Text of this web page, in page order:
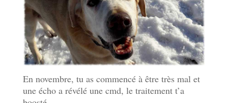
En novembre, tu as commencé à être très mal et
une écho a révélé une cmd, le traitement t’a